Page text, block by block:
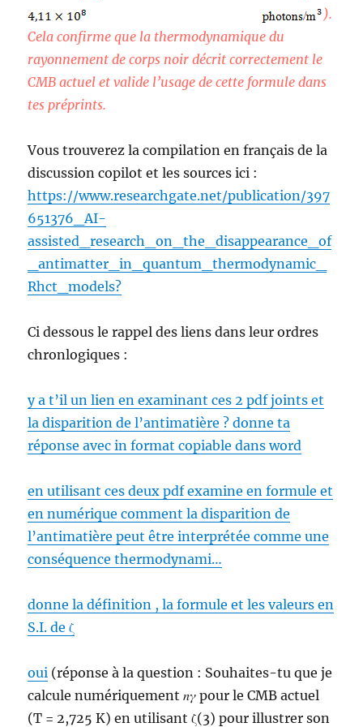
).
Cela confirme que la thermodynamique du
rayonnement de corps noir décrit correctement le
CMB actuel et valide l’usage de cette formule dans
tes préprints.
Vous trouverez la compilation en français de la
discussion copilot et les sources ici :
https://www.researchgate.net/publication/397
651376_AI-
assisted_research_on_the_disappearance_of
_antimatter_in_quantum_thermodynamic_
Rhct_models?
Ci dessous le rappel des liens dans leur ordres
chronlogiques :
y a t’il un lien en examinant ces 2 pdf joints et
la disparition de l’antimatière ? donne ta
réponse avec in format copiable dans word
en utilisant ces deux pdf examine en formule et
en numérique comment la disparition de
l’antimatière peut être interprétée comme une
conséquence thermodynami…
donne la définition , la formule et les valeurs en
S.I. de ζ
oui (réponse à la question : Souhaites-tu que je
calcule numériquement 𝑛𝛾 pour le CMB actuel
(T = 2,725 K) en utilisant ζ(3) pour illustrer son